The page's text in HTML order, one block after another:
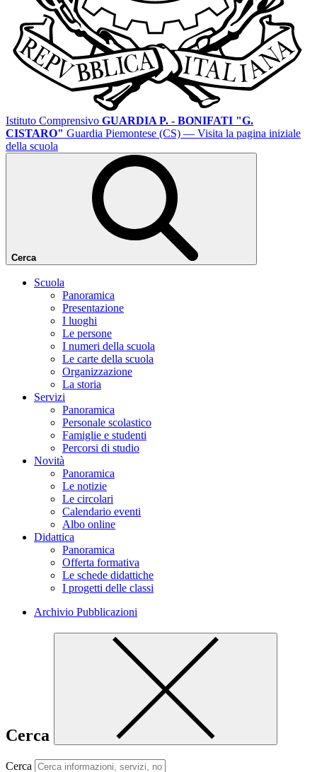
Istituto Comprensivo GUARDIA P. - BONIFATI "G.
CISTARO" Guardia Piemontese (CS) — Visita la pagina iniziale
della scuola
Cerca
Scuola
Panoramica
Presentazione
I luoghi
Le persone
I numeri della scuola
Le carte della scuola
Organizzazione
La storia
Servizi
Panoramica
Personale scolastico
Famiglie e studenti
Percorsi di studio
Novità
Panoramica
Le notizie
Le circolari
Calendario eventi
Albo online
Didattica
Panoramica
Offerta formativa
Le schede didattiche
I progetti delle classi
Archivio Pubblicazioni
Cerca
Cerca